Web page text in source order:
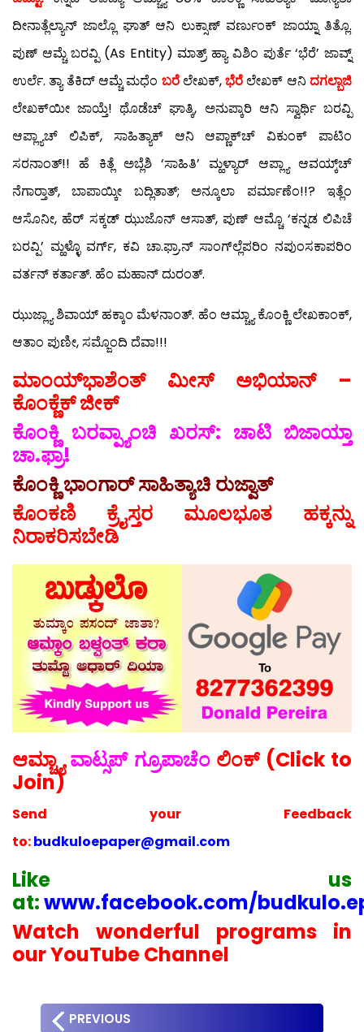
ದೀನಾತ್ಲೆಲ್ಯಾನ್ ಜಾಲ್ಲೊ ಘಾತ್ ಆನಿ ಲುಕ್ಸಾಣ್ ವರ್ಣುಂಕ್ ಜಾಯ್ನಾ ತಿತ್ಲೊ.
ಪುಣ್ ಆಮ್ಚೆ ಬರವ್ಪಿ (As Entity) ಮಾತ್ರ್ ಹ್ಯಾ ವಿಶಿಂ ಪುರ್ತೆ ‘ಭೆರೆ’ ಜಾವ್ನ್
ಉರ್ಲೆ. ತ್ಯಾ ತೆಕಿದ್ ಆಮ್ಚೆ ಮಧೆಂ ಬರೆಲೇಖಕ್,ಭೆರೆಲೇಖಕ್ ಆನಿದಗಲ್ಬಾಜಿ
ಲೇಖಕ್‍ಯೀ ಜಾಯ್ತೆ! ಥೊಡೆಚ್ ಘಾತ್ಕಿ, ಅನುಪ್ಕಾರಿ ಆನಿ ಸ್ವಾರ್ಥಿ ಬರವ್ಪಿ
ಆಪ್ಲ್ಯಾಚ್ ಲಿಪಿಕ್, ಸಾಹಿತ್ಯಾಕ್ ಆನಿ ಆಪ್ಣಾಕ್‍ಚ್ ವಿಕುಂಕ್ ಪಾಟಿಂ
ಸರನಾಂತ್!! ಹೆ ಕಿತ್ಲೆ ಅಬ್ಲೆಶಿ ‘ಸಾಹಿತಿ’ ಮ್ಹಳ್ಯಾರ್ ಆಪ್ಲ್ಯಾ ಆವಯ್ಕ್‌ಚ್
ನೆಗಾರ‍್ತಾತ್, ಬಾಪಾಯ್ಕೀ ಬದ್ಲಿತಾತ್; ಅನ್ಕೂಲಾ ಪರ್ಮಾಣೆಂ!!? ಇತ್ಲೆಂ
ಆಸೊನೀ, ಹೆರ್ ಸಕ್ಕಡ್ ಝುಜೊನ್ ಆಸಾತ್, ಪುಣ್ ಆಮ್ಚೊ ‘ಕನ್ನಡ ಲಿಪಿಚೆ
ಬರವ್ಪಿ’ ಮ್ಹಳ್ಳೊ ವರ್ಗ್, ಕವಿ ಚಾ.ಫ್ರಾ.ನ್ ಸಾಂಗ್‍ಲ್ಲೆಪರಿಂ ನಪುಂಸಕಾಪರಿಂ
ವರ್ತನ್ ಕರ್ತಾತ್. ಹೆಂ ಮಹಾನ್ ದುರಂತ್.
ಝುಜ್ಲ್ಯಾ ಶಿವಾಯ್ ಹಕ್ಕಾಂ ಮೆಳನಾಂತ್. ಹೆಂ ಆಮ್ಚ್ಯಾ ಕೊಂಕ್ಣಿ ಲೇಖಕಾಂಕ್,
ಆತಾಂ ಪುಣೀ, ಸಮ್ಜೊಂದಿ ದೆವಾ!!!
ಮಾಂಯ್‍ಭಾಶೆಂತ್ ಮೀಸ್ ಅಭಿಯಾನ್ –
ಕೊಂಕ್ಣೆಕ್ ಜೀಕ್
ಕೊಂಕ್ಣಿ ಬರವ್ಪ್ಯಾಂಚಿ ಖರಸ್: ಚಾಟಿ ಬಿಜಾಯ್ತಾ
ಚಾ.ಫ್ರಾ!
ಕೊಂಕ್ಣಿ ಭಾಂಗಾರ್ ಸಾಹಿತ್ಯಾಚಿ ರುಜ್ವಾತ್
ಕೊಂಕಣಿ ಕ್ರೈಸ್ತರ ಮೂಲಭೂತ ಹಕ್ಕನ್ನು
ನಿರಾಕರಿಸಬೇಡಿ
ಆಮ್ಚ್ಯಾವಾಟ್ಸಪ್ ಗ್ರೂಪಾಚೆಂಲಿಂಕ್ (Click to
Join)
Send your Feedback
to:budkuloepaper@gmail.com
Like us
at:www.facebook.com/
Watch wonderful programs in
our YouTube Channel
PREVIOUS